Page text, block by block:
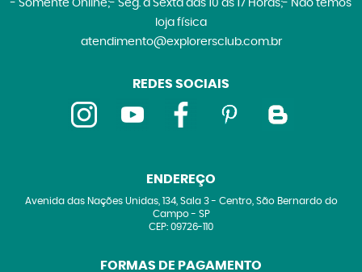
- Somente Online;- Seg. à Sexta das 10 às 17 Horas;- Não temos
loja física
atendimento@explorersclub.com.br
REDES SOCIAIS
ENDEREÇO
Avenida das Nações Unidas, 134, Sala 3- Centro, São Bernardo do
Campo- SP
CEP: 09726-110
FORMAS DE PAGAMENTO